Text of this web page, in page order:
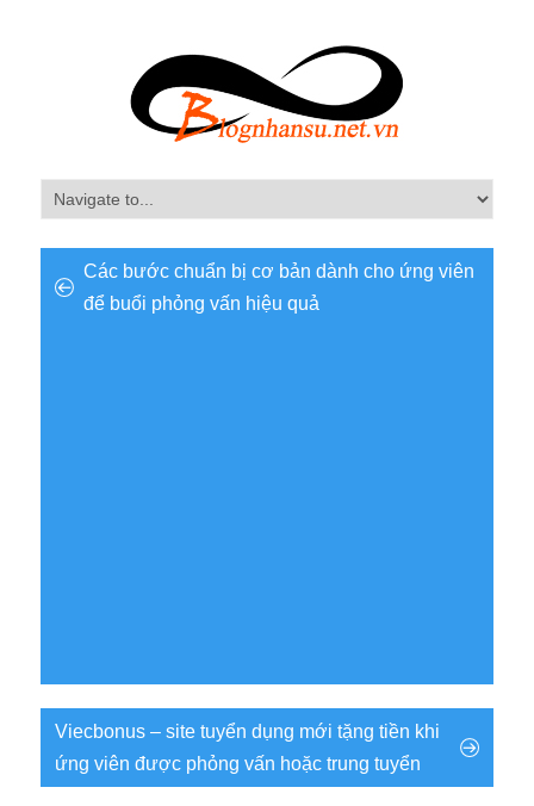
Các bước chuẩn bị cơ bản dành cho ứng viên
để buổi phỏng vấn hiệu quả
Viecbonus – site tuyển dụng mới tặng tiền khi
ứng viên được phỏng vấn hoặc trung tuyển